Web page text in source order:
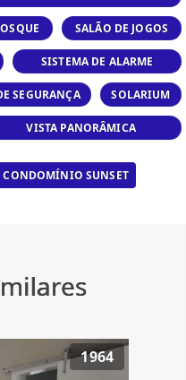
SALÃO DE JOGOS
SISTEMA DE ALARME
SEGURANÇA SOLARIUM
VISTA PANORÂMICA
SUNSET
1964